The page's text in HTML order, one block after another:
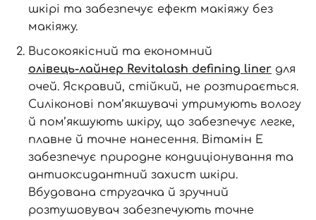
шкірі та забезпечує ефект макіяжу без
макіяжу.
Високоякісний та економний
олівець-лайнер Revitalash defining liner для
очей. Яскравий, стійкий, не розтирається.
Силіконові пом’якшувачі утримують вологу
й пом’якшують шкіру, що забезпечує легке,
плавне й точне нанесення. Вітамін Е
забезпечує природне кондиціонування та
антиоксидантний захист шкіри.
Вбудована стругачка й зручний
розтушовувач забезпечують точне